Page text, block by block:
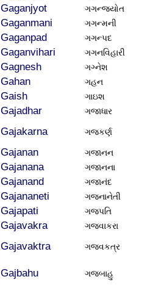
Gaganjyot ગગન્જ્યોત
Gaganmani ગગન્મની
Gaganpad ગગન્પદ
Gaganvihari ગગનવિહારી
Gagnesh ગગ્નેશ
Gahan ગહન
Gaish ગાઇશ
Gajadhar ગજાધાર
Gajakarna ગજકર્ણ
Gajanan ગજાનન
Gajanana ગજાનના
Gajanand ગજાનંદ
Gajananeti ગજનાનેતી
Gajapati ગજપતિ
Gajavakra ગજવાકરા
Gajavaktra ગજવકત્ર
Gajbahu ગજ્બાહુ